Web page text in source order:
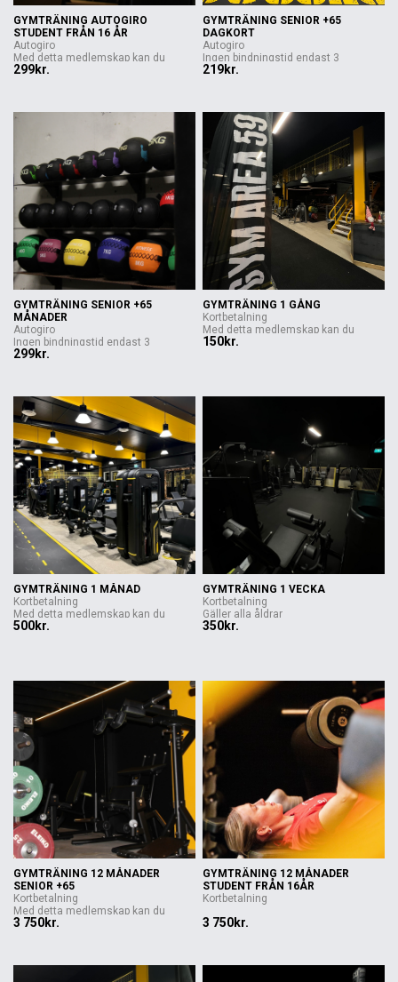
GYMTRÄNING AUTOGIRO
STUDENT FRÅN 16 ÅR
Autogiro
Med detta medlemskap kan du
gymma på ...
299kr.
GYMTRÄNING SENIOR +65
DAGKORT
Autogiro
Ingen bindningstid endast 3
månaders ...
219kr.
GYMTRÄNING SENIOR +65
MÅNADER
Autogiro
Ingen bindningstid endast 3
månaders ...
299kr.
GYMTRÄNING 1 GÅNG
Kortbetalning
Med detta medlemskap kan du
trän...
150kr.
GYMTRÄNING 1 MÅNAD
Kortbetalning
Med detta medlemskap kan du
trän...
500kr.
GYMTRÄNING 1 VECKA
Kortbetalning
Gäller alla åldrar
350kr.
GYMTRÄNING 12 MÅNADER
SENIOR +65
Kortbetalning
Med detta medlemskap kan du
trän...
3 750kr.
GYMTRÄNING 12 MÅNADER
STUDENT FRÅN 16ÅR
Kortbetalning
3 750kr.